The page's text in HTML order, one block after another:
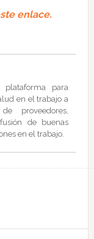
enlace.
plataforma para
en el trabajo a
proveedores,
de buenas
en el trabajo.